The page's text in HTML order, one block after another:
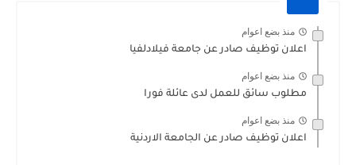
منذ بضع اعوام
اعلان توظيف صادر عن جامعة فيلادلفيا
منذ بضع اعوام
مطلوب سائق للعمل لدى عائلة فورا
منذ بضع اعوام
اعلان توظيف صادر عن الجامعة الاردنية